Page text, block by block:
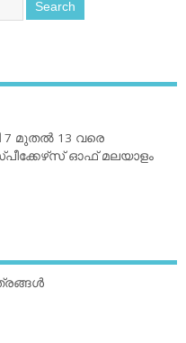
മുതല്‍ 13 വരെ
ഓഫ് മലയാളം